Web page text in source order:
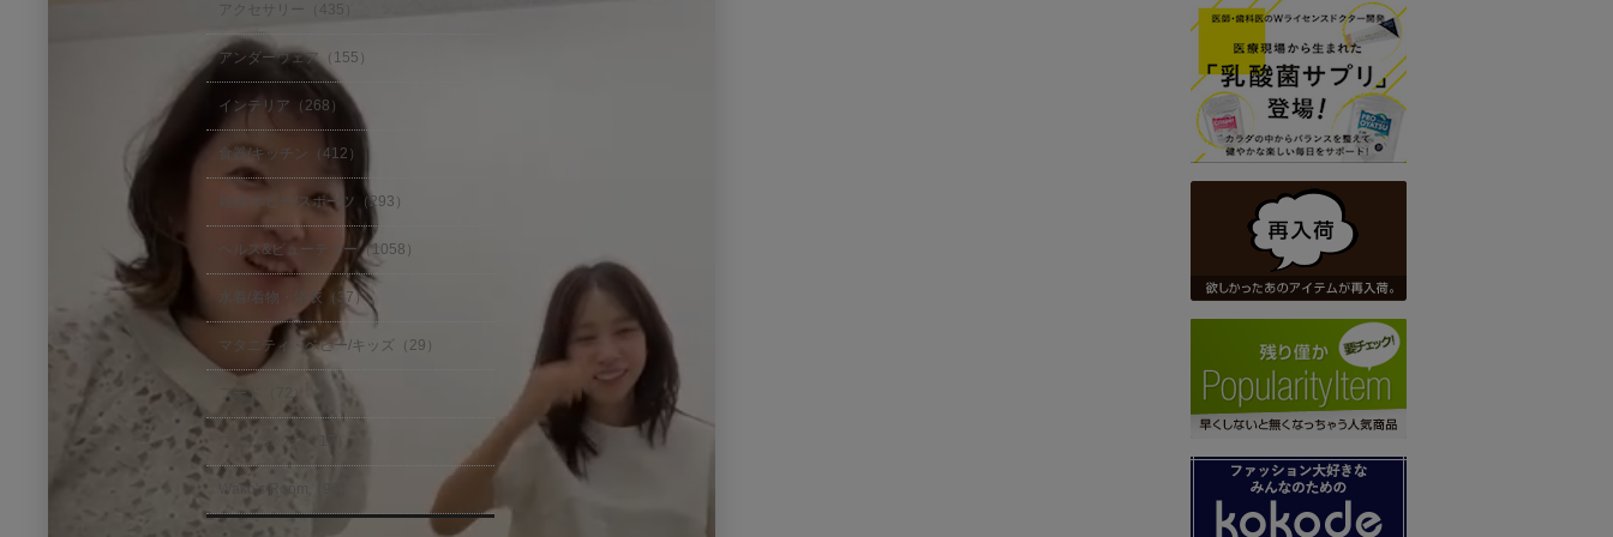
アクセサリー（435）
アンダーウェア（155）
インテリア（268）
食器/キッチン（412）
雑貨/ホビー/スポーツ（293）
ヘルス&ビューティー（1058）
水着/着物・浴衣（37）
マタニティ・ベビー/キッズ（29）
フード（72）
フェムテック（17）
Wako's Room（96）